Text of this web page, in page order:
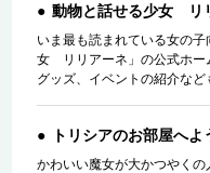
動物と話せる少女 リ
いま最も読まれている女の
女 リリアーネ」の公式ホー
グッズ、イベントの紹介など
トリシアのお部屋へよ
かわいい魔女が大かつやく